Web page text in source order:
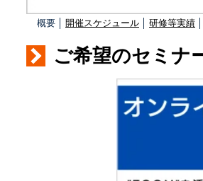
概要 │ 開催スケジュール 研修等実績
ご希望のセミナ